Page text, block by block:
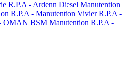
R.P.A - Ardenn Diesel Manutention
R.P.A - Manutention Vivier R.P.A -
OMAN BSM Manutention R.P.A -